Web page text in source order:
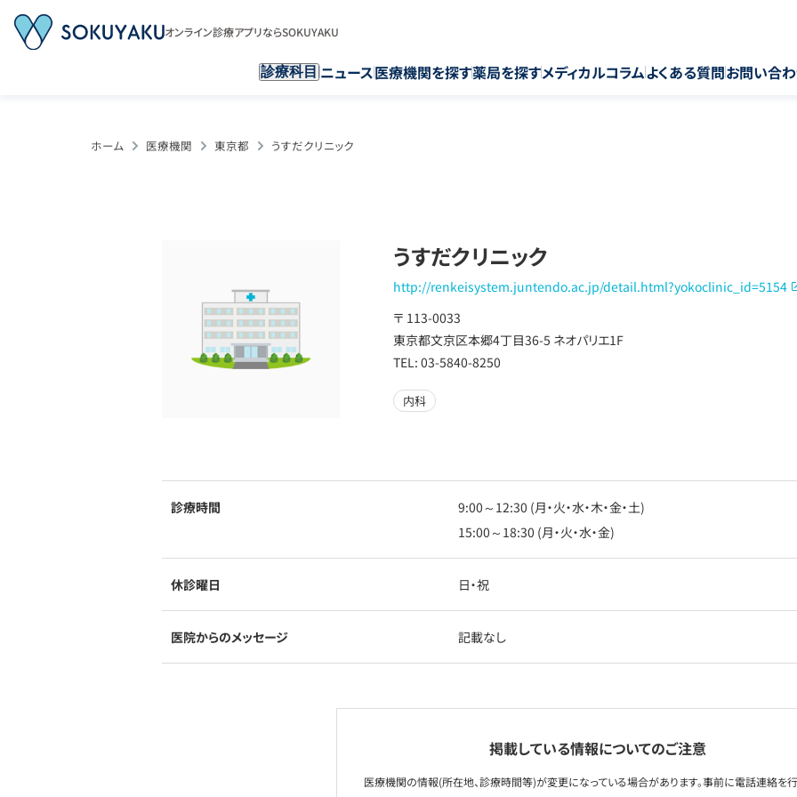
オンライン診療アプリならSOKUYAKU
診療科目 ニュース医療機関を探す薬局を探すメディカルコラムよくある質問お問い合
ホーム 医療機関 東京都 うすだクリニック
うすだクリニック
http://renkeisystem.juntendo.ac.jp/detail.html?yokoclinic_id=5154
〒 113-0033
東京都文京区本郷4丁目36-5 ネオパリエ1F
TEL: 03-5840-8250
内科
診療時間
9:00～12:30 (月・火・水・木・金・土)
15:00～18:30 (月・火・水・金)
休診曜日 日・祝
医院からのメッセージ 記載なし
掲載している情報についてのご注意
医療機関の情報(所在地、診療時間等)が変更になっている場合があります。事前に電話連絡を